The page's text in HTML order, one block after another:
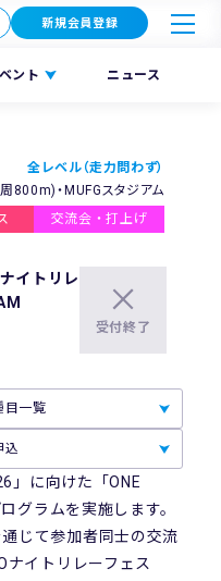
ント ニュース
新規会員登録
全レベル（走力問わず）
800m)・MUFGスタジアム
交流会・打上げ
イトリレ
受付終了
目一覧
込
」に向けた「ONE
グラムを実施します。
じて参加者同士の交流
ナイトリレーフェス